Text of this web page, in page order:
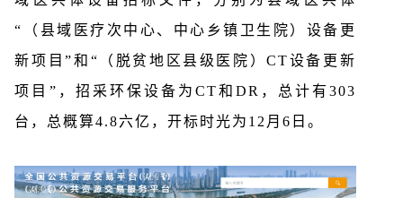
“（县域医疗次中心、中心乡镇卫生院）设备更
新项目”和“（脱贫地区县级医院）CT设备更新
项目”，招采环保设备为CT和DR，总计有303
台，总概算4.8六亿，开标时光为12月6日。